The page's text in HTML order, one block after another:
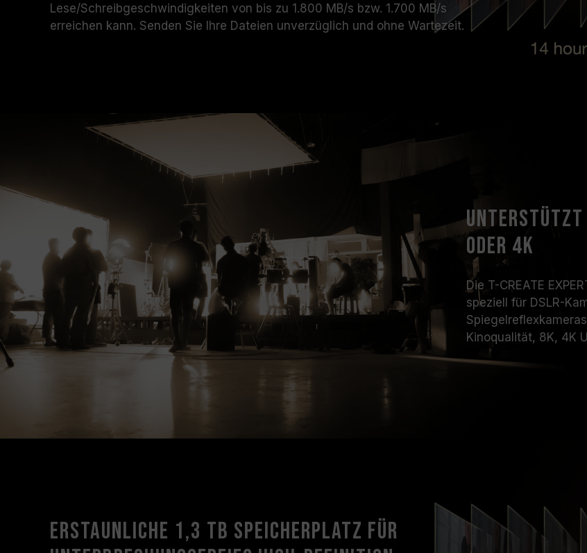
Lese/Schreibgeschwindigkeiten von bis zu 1.800 MB/s bzw. 1.700 MB/s
erreichen kann. Senden Sie Ihre Dateien unverzüglich und ohne Wartezeit.
Unterstützt
oder 4K
Die T-CREATE
speziell für DSLR-
Kinoqualität, 8K, 4K
Erstaunliche 1,3 TB Speicherplatz für